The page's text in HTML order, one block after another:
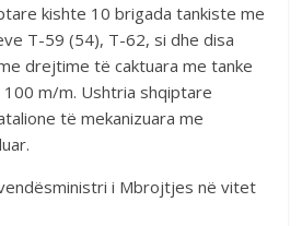
kishte 10 brigada tankiste me
T-59 (54), T-62, si dhe disa
drejtime të caktuara me tanke
m/m. Ushtria shqiptare
të mekanizuara me
i Mbrojtjes në vitet